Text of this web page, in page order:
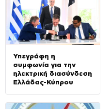
Υπεγράφη η
συμφωνία για την
ηλεκτρική διασύνδεση
Ελλάδας-Κύπρου